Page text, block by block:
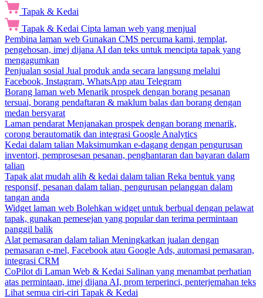
Tapak & Kedai
Tapak & Kedai Cipta laman web yang menjual
Pembina laman web Gunakan CMS percuma kami, templat,
pengehosan, imej dijana AI dan teks untuk mencipta tapak yang
mengagumkan
Penjualan sosial Jual produk anda secara langsung melalui
Facebook, Instagram, WhatsApp atau Telegram
Borang laman web Menarik prospek dengan borang pesanan
tersuai, borang pendaftaran & maklum balas dan borang dengan
medan bersyarat
Laman pendarat Menjanakan prospek dengan borang menarik,
corong berautomatik dan integrasi Google Analytics
Kedai dalam talian Maksimumkan e-dagang dengan pengurusan
inventori, pemprosesan pesanan, penghantaran dan bayaran dalam
talian
Tapak alat mudah alih & kedai dalam talian Reka bentuk yang
responsif, pesanan dalam talian, pengurusan pelanggan dalam
tangan anda
Widget laman web Bolehkan widget untuk berbual dengan pelawat
tapak, gunakan pemesejan yang popular dan terima permintaan
panggil balik
Alat pemasaran dalam talian Meningkatkan jualan dengan
pemasaran e-mel, Facebook atau Google Ads, automasi pemasaran,
integrasi CRM
CoPilot di Laman Web & Kedai Salinan yang menambat perhatian
atas permintaan, imej dijana AI, prom terperinci, penterjemahan teks
Lihat semua ciri-ciri Tapak & Kedai